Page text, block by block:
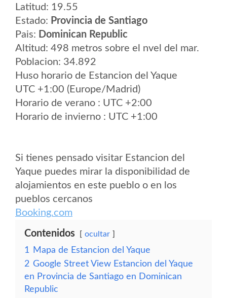
Latitud: 19.55
Estado: Provincia de Santiago
Pais: Dominican Republic
Altitud: 498 metros sobre el nvel del mar.
Poblacion: 34.892
Huso horario de Estancion del Yaque
UTC +1:00 (Europe/Madrid)
Horario de verano : UTC +2:00
Horario de invierno : UTC +1:00
Si tienes pensado visitar Estancion del
Yaque puedes mirar la disponibilidad de
alojamientos en este pueblo o en los
pueblos cercanos
Booking.com
Contenidos ocultar
1
Mapa de Estancion del Yaque
2 Google Street View Estancion del Yaque
en Provincia de Santiago en Dominican
Republic